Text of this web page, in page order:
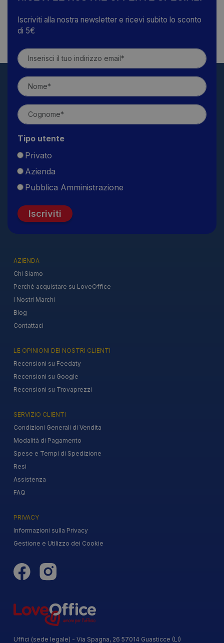
Iscriviti alla nostra newsletter e ricevi subito lo sconto
di 5€
Tipo utente
Privato
Azienda
Pubblica Amministrazione
Iscriviti
AZIENDA
Chi Siamo
Perché acquistare su LoveOffice
I Nostri Marchi
Blog
Contattaci
LE OPINIONI DEI NOSTRI CLIENTI
Recensioni su Feedaty
Recensioni su Google
Recensioni su Trovaprezzi
SERVIZIO CLIENTI
Condizioni Generali di Vendita
Modalità di Pagamento
Spese e Tempi di Spedizione
Resi
Assistenza
FAQ
PRIVACY
Informazioni sulla Privacy
Gestione e Utilizzo dei Cookie
Uffici (sede legale) - Via Spagna, 26 57014 Guasticce (LI)